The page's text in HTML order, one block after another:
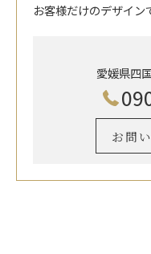
お客様だけのデザイン
愛媛県四
お問